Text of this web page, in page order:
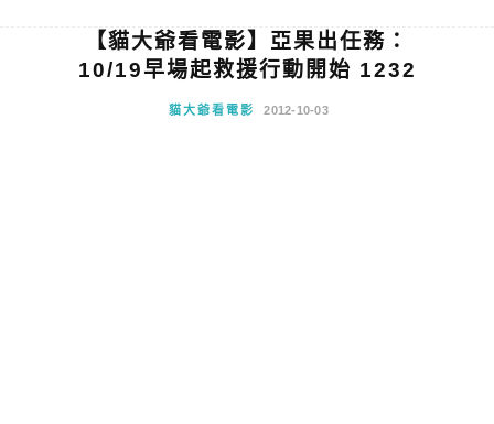
【貓大爺看電影】亞果出任務：
10/19早場起救援行動開始 1232
貓大爺看電影 2012-10-03